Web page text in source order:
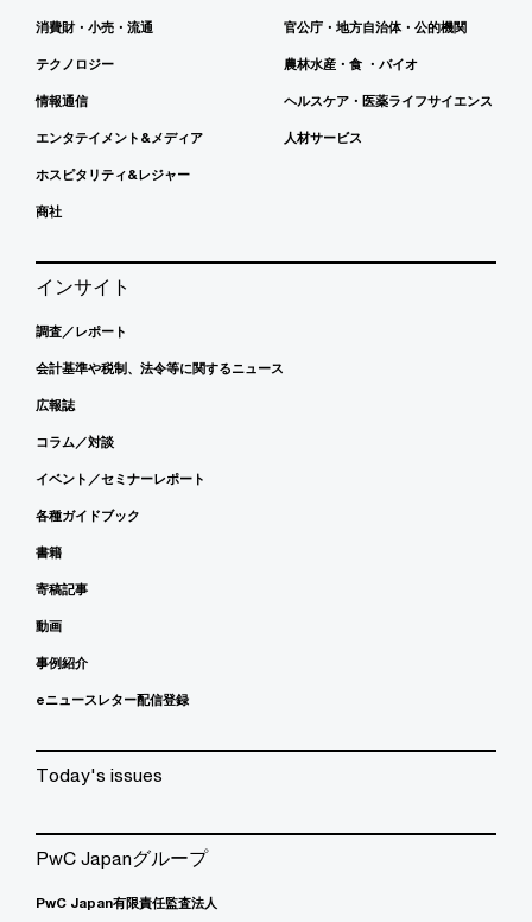
消費財・小売・流通
テクノロジー
情報通信
エンタテイメント&メディア
ホスピタリティ&レジャー
商社
官公庁・地方自治体・公的機関
農林水産・食 ・バイオ
ヘルスケア・医薬ライフサイエンス
人材サービス
インサイト
調査／レポート
会計基準や税制、法令等に関するニュース
広報誌
コラム／対談
イベント／セミナーレポート
各種ガイドブック
書籍
寄稿記事
動画
事例紹介
eニュースレター配信登録
Today's issues
PwC Japanグループ
PwC Japan有限責任監査法人